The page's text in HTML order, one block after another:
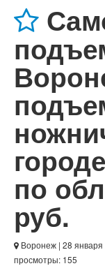
Услуги
Статьи
по
руб.
Воронеж | 28
просмотры: 155